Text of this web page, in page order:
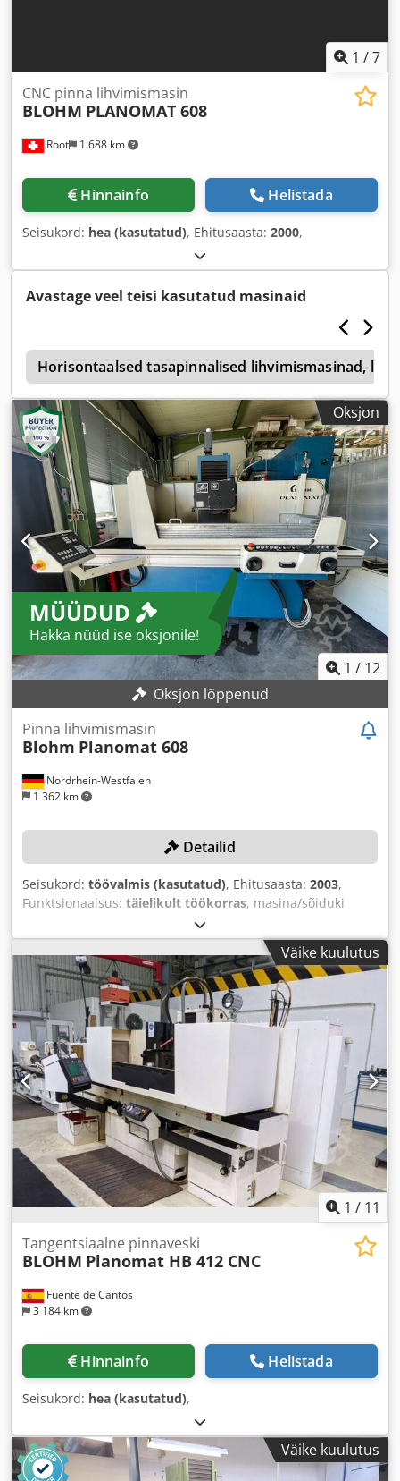
1 /7
Root 1 688 km
CNC pinna lihvimismasin
BLOHM PLANOMAT 608
Hinnainfo Helistada
Seisukord: hea (kasutatud), Ehitusaasta: 2000,
Avastage veel teisi kasutatud masinaid
Horisontaalsed tasapinnalised lihvimismasinad,
Oksjon
MÜÜDUD
Hakka nüüd ise oksjonile!
1 / 12
Oksjon lõppenud
Nordrhein-Westfalen
1 362 km
Pinna lihvimismasin
Blohm Planomat 608
Detailid
Seisukord: töövalmis (kasutatud), Ehitusaasta: 2003,
Funktsionaalsus: täielikult töökorras, masina/sõiduki
800 mm
mm, lihvimiskõrgus:500 mm, lihvkivi läbimõõt:400 mm,
juhtimistüüp:NC juhtimine, Väike kuulutus
1 / 11
Fuente de Cantos
3 184 km
Tangentsiaalne pinnaveski
BLOHM Planomat HB 412 CNC
Hinnainfo Helistada
Seisukord: hea (kasutatud),
Väike kuulutus